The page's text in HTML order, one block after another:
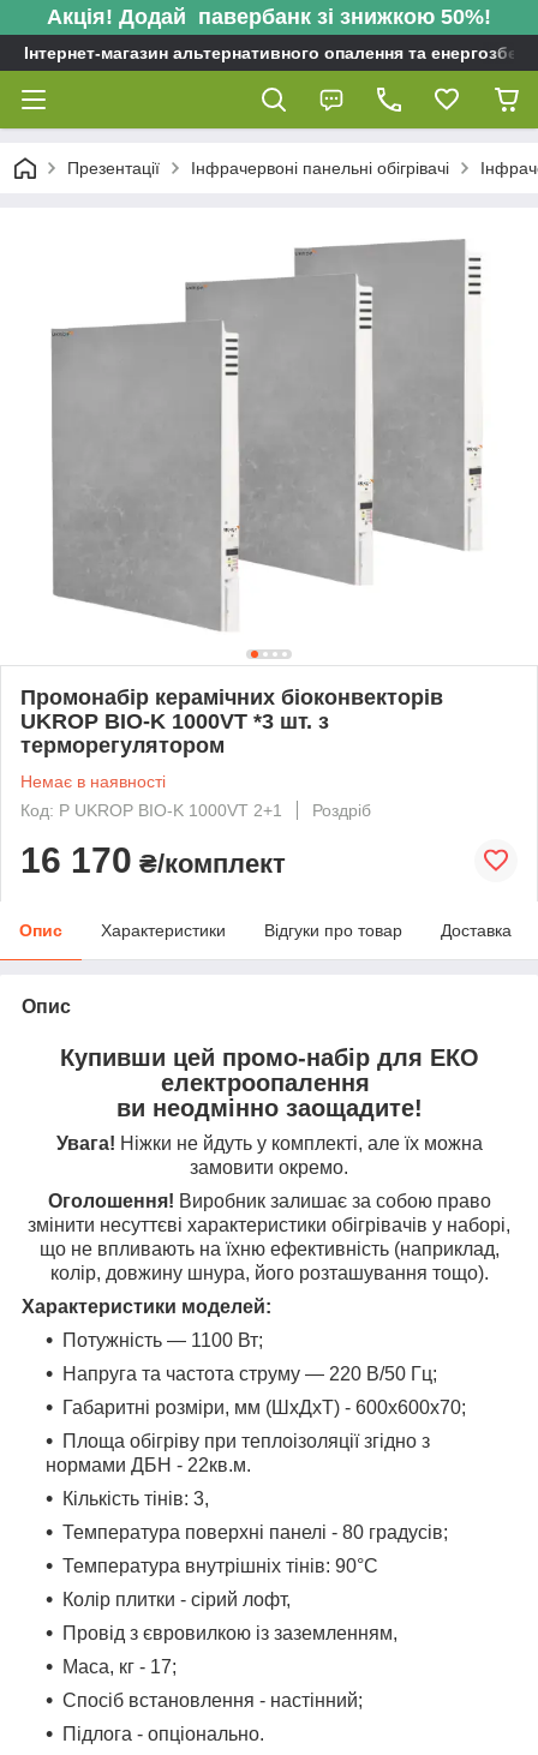
Акція! Додай павербанк зі знижкою 50%!
Інтернет-магазин альтернативного опалення та
Презентації Інфрачервоні панельні обігрівачі
Промонабір керамічних біоконвекторів
UKROP BIO-K 1000VT *3 шт. з
терморегулятором
Немає в наявності
Код: P UKROP BIO-K 1000VT 2+1
Роздріб
16 170 ₴/комплект
Опис Характеристики Відгуки про товар Доставка
Опис
Купивши цей промо-набір для ЕКО
електроопалення
ви неодмінно заощадите!
Увага! Ніжки не йдуть у комплекті, але їх можна
замовити окремо.
Оголошення! Виробник залишає за собою право
змінити несуттєві характеристики обігрівачів у наборі,
що не впливають на їхню ефективність (наприклад,
колір, довжину шнура, його розташування тощо).
Характеристики моделей:
Потужність ― 1100 Вт;
Напруга та частота струму ― 220 В/50 Гц;
Габаритні розміри, мм (ШхДхТ) - 600х600х70;
Площа обігріву при теплоізоляції згідно з
нормами ДБН - 22кв.м.
Кількість тінів: 3,
Температура поверхні панелі - 80 градусів;
Температура внутрішніх тінів: 90°С
Колір плитки - сірий лофт,
Провід з євровилкою із заземленням,
Маса, кг - 17;
Спосіб встановлення - настінний;
Підлога - опціонально.